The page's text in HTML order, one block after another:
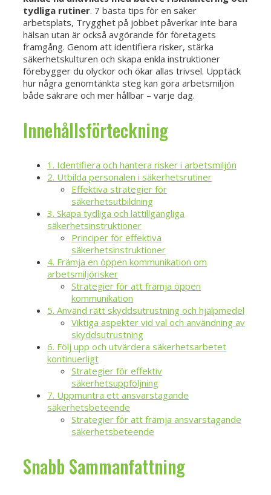
tydliga rutiner. 7 bästa tips för en säker
arbetsplats, Trygghet på jobbet påverkar inte bara
hälsan utan är också avgörande för företagets
framgång. Genom att identifiera risker, stärka
säkerhetskulturen och skapa enkla instruktioner
förebygger du olyckor och ökar allas trivsel. Upptäck
hur några genomtänkta steg kan göra arbetsmiljön
både säkrare och mer hållbar – varje dag.
Innehållsförteckning
1. Identifiera och hantera risker i arbetsmiljön
2. Utbilda personalen i säkerhetsrutiner
Effektiva strategier för
säkerhetsutbildning
3. Skapa tydliga och lättillgängliga
säkerhetsinstruktioner
Principer för effektiva
säkerhetsinstruktioner
4. Främja en öppen kommunikation om
arbetsmiljörisker
Strategier för att främja öppen
kommunikation
5. Använd rätt skyddsutrustning och hjälpmedel
Viktiga aspekter vid val och användning av
skyddsutrustning
6. Följ upp och utvärdera säkerhetsarbetet
kontinuerligt
Strategier för effektiv
säkerhetsuppföljning
7. Uppmuntra ett ansvarstagande
säkerhetsbeteende
Strategier för att främja ansvarstagande
säkerhetsbeteende
Snabb Sammanfattning